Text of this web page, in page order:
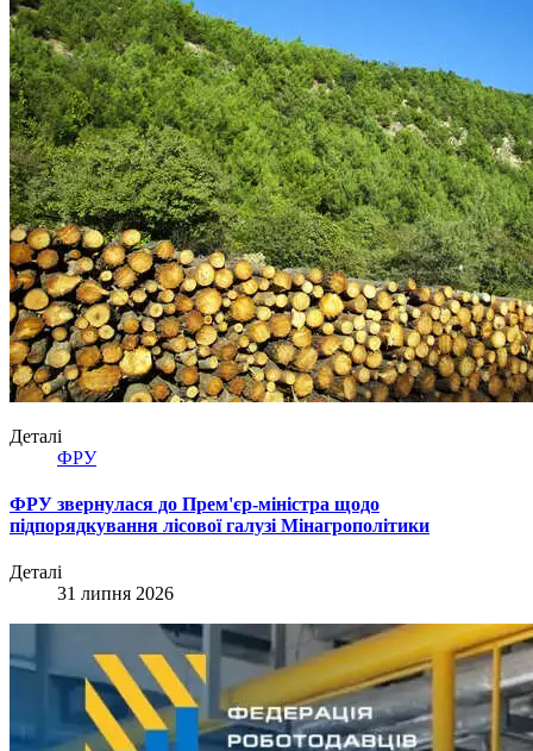
Деталі
ФРУ
ФРУ звернулася до Прем'єр-міністра щодо
підпорядкування лісової галузі Мінагрополітики
Деталі
31 липня 2026